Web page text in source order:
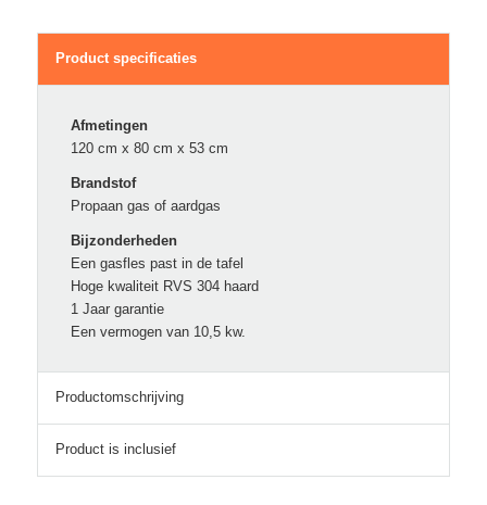
Product specificaties
Afmetingen
120 cm x 80 cm x 53 cm
Brandstof
Propaan gas of aardgas
Bijzonderheden
Een gasfles past in de tafel
Hoge kwaliteit RVS 304 haard
1 Jaar garantie
Een vermogen van 10,5 kw.
Productomschrijving
Product is inclusief